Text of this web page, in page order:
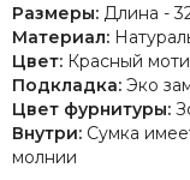
Размеры: Длина -
Материал:
Цвет: Красный
Подкладка: Эко
Цвет фурнитуры:
Внутри: Сумка
молнии